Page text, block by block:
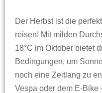
Der Herbst ist die
reisen! Mit milden
18°C im Oktober bietet
Bedingungen, um
noch eine Zeitlang zu
Vespa oder dem E-Bike